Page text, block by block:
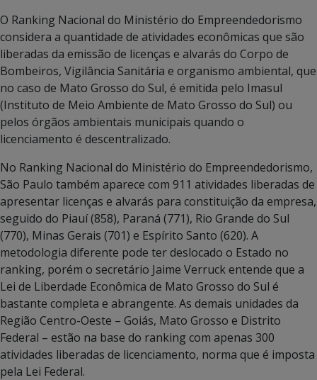
O Ranking Nacional do Ministério do Empreendedorismo
considera a quantidade de atividades econômicas que são
liberadas da emissão de licenças e alvarás do Corpo de
Bombeiros, Vigilância Sanitária e organismo ambiental, que
no caso de Mato Grosso do Sul, é emitida pelo Imasul
(Instituto de Meio Ambiente de Mato Grosso do Sul) ou
pelos órgãos ambientais municipais quando o
licenciamento é descentralizado.
No Ranking Nacional do Ministério do Empreendedorismo,
São Paulo também aparece com 911 atividades liberadas de
apresentar licenças e alvarás para constituição da empresa,
seguido do Piauí (858), Paraná (771), Rio Grande do Sul
(770), Minas Gerais (701) e Espírito Santo (620). A
metodologia diferente pode ter deslocado o Estado no
ranking, porém o secretário Jaime Verruck entende que a
Lei de Liberdade Econômica de Mato Grosso do Sul é
bastante completa e abrangente. As demais unidades da
Região Centro-Oeste – Goiás, Mato Grosso e Distrito
Federal – estão na base do ranking com apenas 300
atividades liberadas de licenciamento, norma que é imposta
pela Lei Federal.